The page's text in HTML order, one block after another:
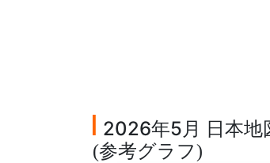
2026年5月 日本地
(参考グラフ)